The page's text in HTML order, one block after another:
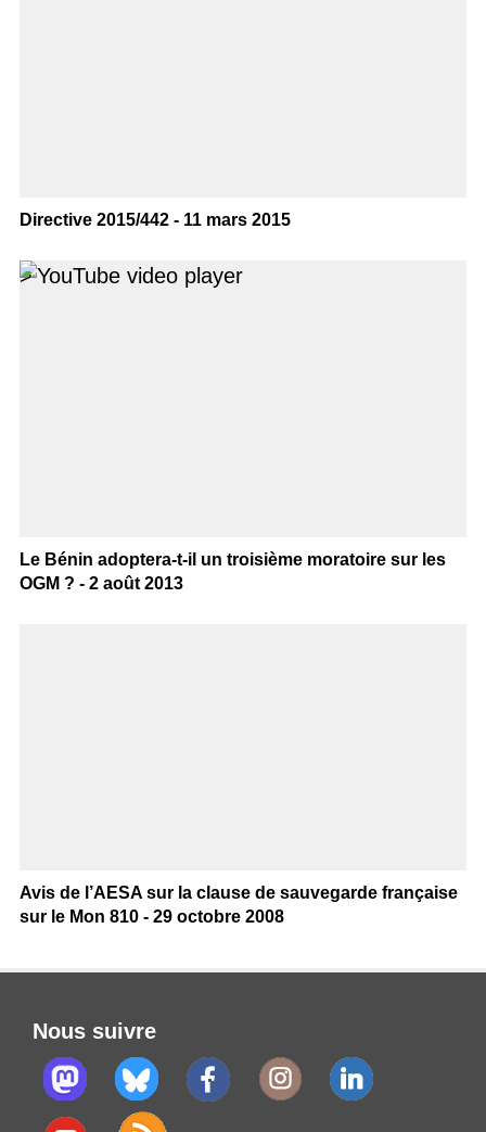
Directive 2015/442 - 11 mars 2015
>
Le Bénin adoptera-t-il un troisième moratoire sur les
OGM ? - 2 août 2013
Avis de l’AESA sur la clause de sauvegarde française
sur le Mon 810 - 29 octobre 2008
Nous suivre